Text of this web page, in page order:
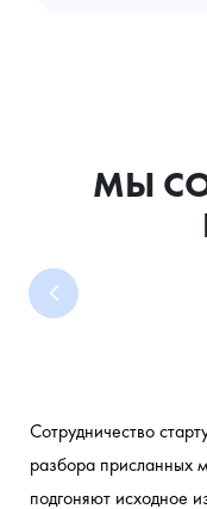
МЫ
Сотрудничество
разбора присланных
подгоняют исходное